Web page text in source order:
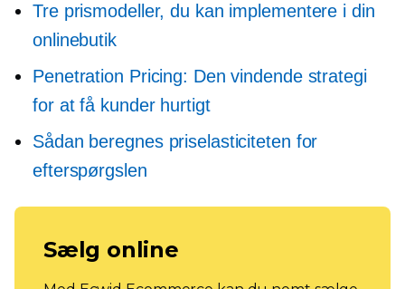
Tre prismodeller, du kan implementere i din
onlinebutik
Penetration Pricing: Den vindende strategi
for at få kunder hurtigt
Sådan beregnes priselasticiteten for
efterspørgslen
Sælg online